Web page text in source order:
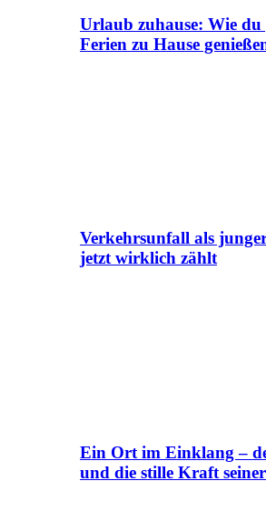
Urlaub zuhause: Wie
Ferien zu Hause
Verkehrsunfall als
jetzt wirklich zählt
Ein Ort im Einklang –
und die stille Kraft